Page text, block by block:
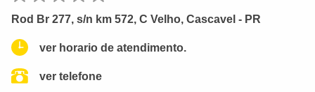
Rod Br 277, s/n km 572, C Velho, Cascavel - PR
ver horario de atendimento.
ver telefone